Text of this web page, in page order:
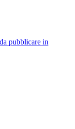
pubblicare in